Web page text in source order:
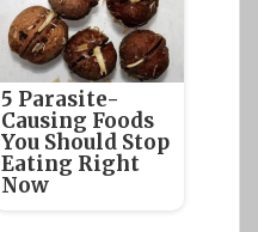
5 Parasite-
Causing Foods
You Should Stop
Eating Right
Now